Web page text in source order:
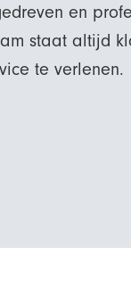
en
staat altijd
te verlenen.